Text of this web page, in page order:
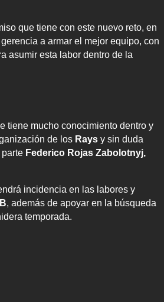
que tiene con este nuevo reto, en
a armar el mejor equipo, con
asumir esta labor dentro de la
tiene mucho conocimiento dentro y
de los Rays y sin duda
Federico Rojas Zabolotnyj,
incidencia en las labores y
, además de apoyar en la búsqueda
temporada.